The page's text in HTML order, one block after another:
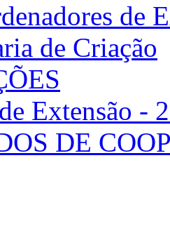
de
de Criação
Extensão -
DE